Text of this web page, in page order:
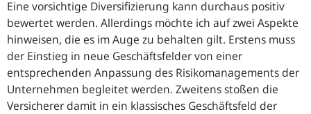
Eine vorsichtige Diversifizierung kann durchaus positiv
bewertet werden. Allerdings möchte ich auf zwei Aspekte
hinweisen, die es im Auge zu behalten gilt. Erstens muss
der Einstieg in neue Geschäftsfelder von einer
entsprechenden Anpassung des Risikomanagements der
Unternehmen begleitet werden. Zweitens stoßen die
Versicherer damit in ein klassisches Geschäftsfeld der